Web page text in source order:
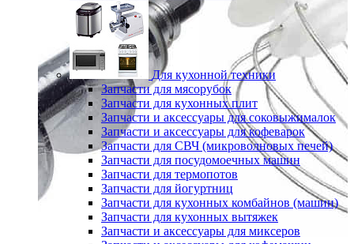
Для кухонной техники
Запчасти для мясорубок
Запчасти для кухонных плит
Запчасти и аксессуары для соковыжималок
Запчасти и аксессуары для кофеварок
Запчасти для СВЧ (микроволновых печей)
Запчасти для посудомоечных машин
Запчасти для термопотов
Запчасти для йогуртниц
Запчасти для кухонных комбайнов (машин)
Запчасти для кухонных вытяжек
Запчасти и аксессуары для миксеров